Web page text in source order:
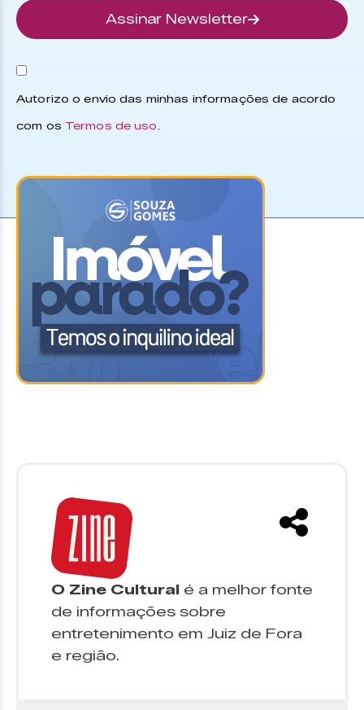
Assinar Newsletter
Autorizo o envio das minhas informações de acordo
com os Termos de uso
O Zine Cultural é a melhor fonte
de informações sobre
entretenimento em Juiz de Fora
e região.